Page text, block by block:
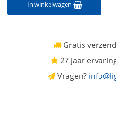
In winkelwagen
Gratis
27 jaar
Vragen?